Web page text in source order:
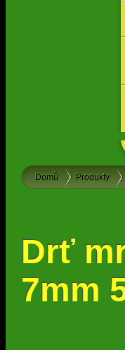
Domů Produkty
Drť
7mm